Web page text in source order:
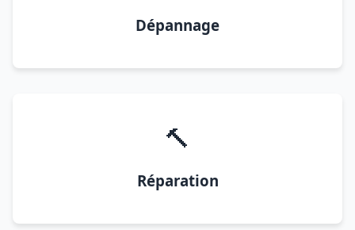
Dépannage
🔨
Réparation